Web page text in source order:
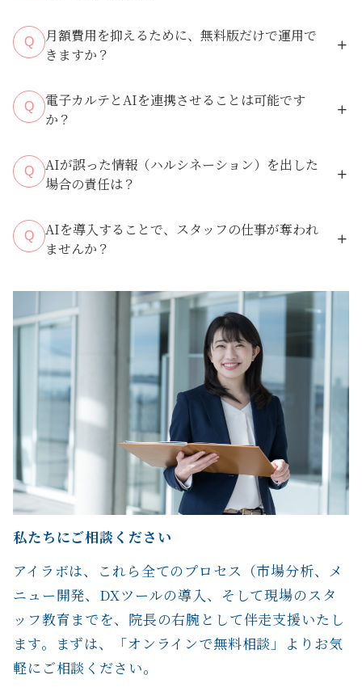
Q
月額費用を抑えるために、無料版だけで運用で
きますか？
Q
電子カルテとAIを連携させることは可能です
か？
Q
AIが誤った情報（ハルシネーション）を出した
場合の責任は？
Q
AIを導入することで、スタッフの仕事が奪われ
ませんか？
私たちにご相談ください
アイラボは、これら全てのプロセス（市場分析、メ
ニュー開発、DXツールの導入、そして現場のスタ
ッフ教育までを、院長の右腕として伴走支援いたし
ます。まずは、「オンラインで無料相談」よりお気
軽にご相談ください。